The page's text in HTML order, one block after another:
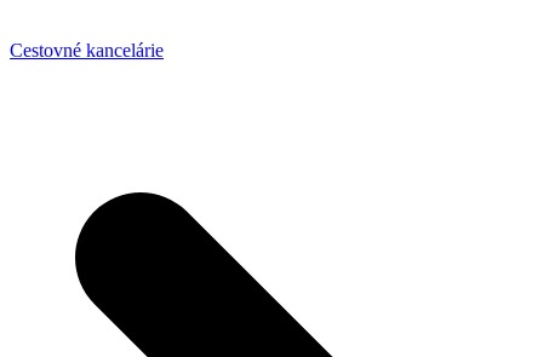
Cestovné kancelárie